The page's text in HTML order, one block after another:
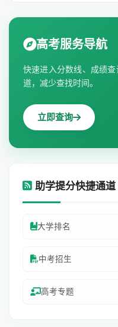
高考服务导航
快速进入分数线、成绩
道，减少查找时间。
立即查询
助学提分快捷通道
大学排名
中考招生
高考专题